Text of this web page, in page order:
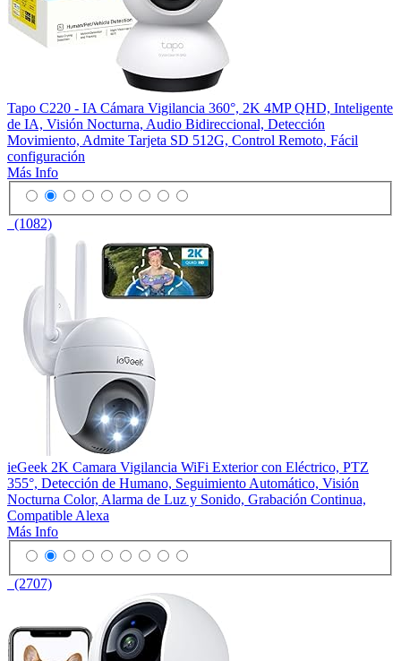
Tapo C220 - IA Cámara Vigilancia 360°, 2K 4MP QHD, Inteligente
de IA, Visión Nocturna, Audio Bidireccional, Detección
Movimiento, Admite Tarjeta SD 512G, Control Remoto, Fácil
configuración
Más Info
(1082)
ieGeek 2K Camara Vigilancia WiFi Exterior con Eléctrico, PTZ
355°, Detección de Humano, Seguimiento Automático, Visión
Nocturna Color, Alarma de Luz y Sonido, Grabación Continua,
Compatible Alexa
Más Info
(2707)